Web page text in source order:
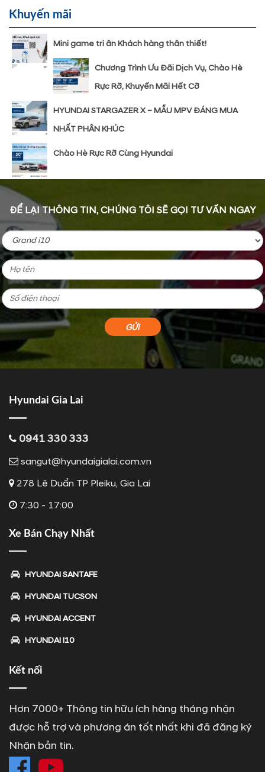
Khuyến mãi
Mini game tri ân Khách hàng thân thiết!
Chương Trình Ưu Đãi Dịch Vụ, Chào Hè
Rực Rỡ, Khuyến Mãi Hết Cỡ
HYUNDAI STARGAZER X – MẪU MPV ĐÁNG MUA
NHẤT PHÂN KHÚC
Chào Hè Rực Rỡ Cùng Hyundai
ĐỂ LẠI THÔNG TIN, CHÚNG TÔI SẼ GỌI TƯ VẤN NGAY
Hyundai Gia Lai
0941 330 333
sangut@hyundaigialai.com.vn
278 Lê Duẩn TP Pleiku, Gia Lai
7:30 - 17:00
Xe Bán Chạy Nhất
HYUNDAI SANTAFE
HYUNDAI TUCSON
HYUNDAI ACCENT
HYUNDAI I10
Kết nối
Hơn 7000+ Thông tin hữu ích hàng tháng nhận
được hỗ trợ và phương án tốt nhất khi đã đăng ký
Nhận bản tin.